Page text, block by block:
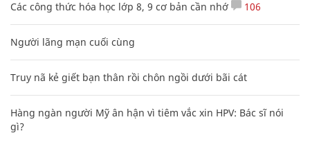
Các công thức hóa học lớp 8, 9 cơ bản cần nhớ 106
Người lãng mạn cuối cùng
Truy nã kẻ giết bạn thân rồi chôn ngồi dưới bãi cát
Hàng ngàn người Mỹ ân hận vì tiêm vắc xin HPV: Bác sĩ nói
gì?